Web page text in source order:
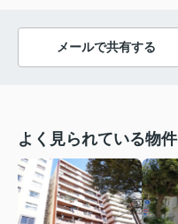
メールで共有する
よく見られている物件